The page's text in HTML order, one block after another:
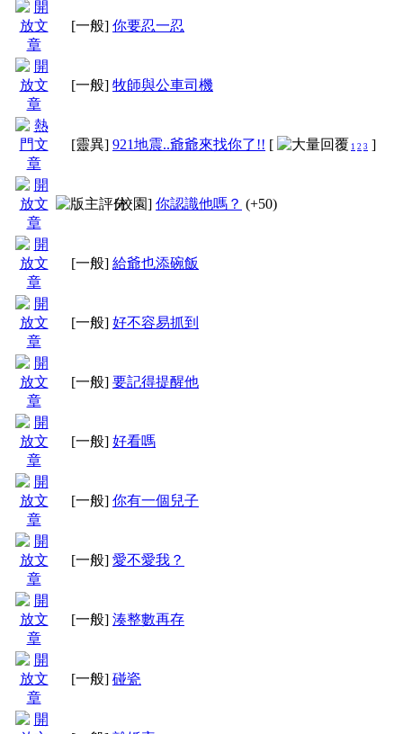
９、新增發文格式，
１０、回覆文章採
英文次之。其他國家
非正統文字一律禁止
(含注音文 和宇宙文
[一般] 你要忍一忍
[一般] 牧師與公車司機
[靈異] 921地震..爺爺來找你了!! [ 1 2 3 ]
[校園] 你認識他嗎？ (+50)
[一般] 給爺也添碗飯
[一般] 好不容易抓到
[一般] 要記得提醒他
[一般] 好看嗎
[一般] 你有一個兒子
[一般] 愛不愛我？
[一般] 湊整數再存
[一般] 碰瓷